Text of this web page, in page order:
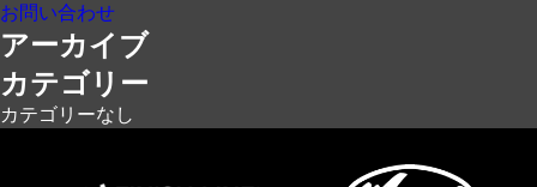
お問い合わせ
アーカイブ
カテゴリー
カテゴリーなし